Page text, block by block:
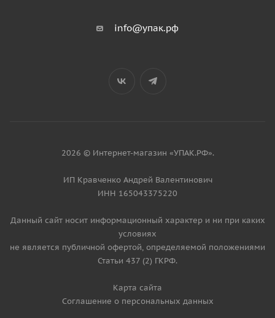
info@упак.рф
2026 © Интернет-магазин «УПАК.РФ».
ИП Кравченко Андрей Валентинович
ИНН 165043375220
Данный сайт носит информационный характер и ни при каких
условиях
не является публичной офертой, определяемой положениями
Статьи 437 (2) ГКРФ.
Карта сайта
Соглашение о персональных данных